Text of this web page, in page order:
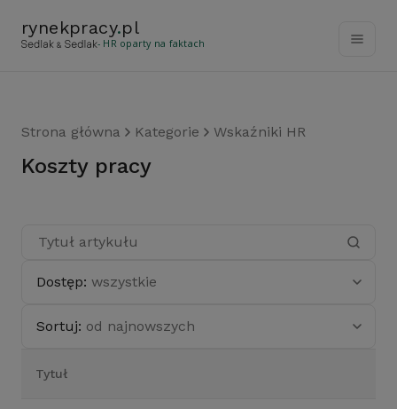
rynekpracy.pl
- HR oparty na faktach
Strona główna Kategorie Wskaźniki HR
koszty pracy
Dostęp: wszystkie
Sortuj: od najnowszych
Tytuł